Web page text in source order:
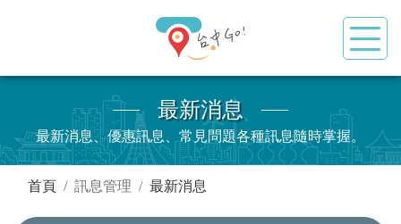
最新消息
最新消息、優惠訊息、常見問題各種訊息隨時掌握。
首頁 訊息管理 最新消息